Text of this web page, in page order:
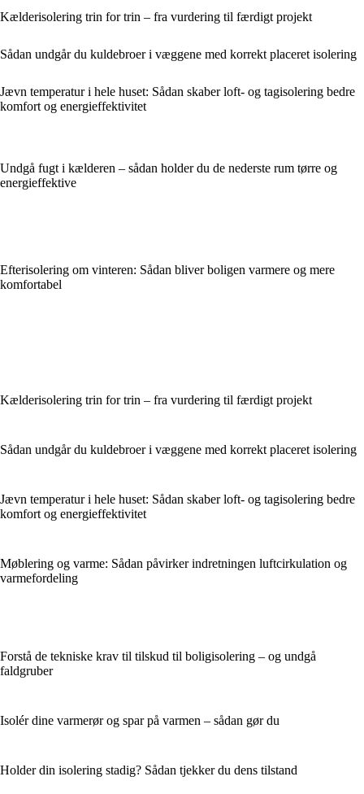
Kælderisolering trin for trin – fra vurdering til færdigt projekt
Sådan undgår du kuldebroer i væggene med korrekt placeret isolering
Jævn temperatur i hele huset: Sådan skaber loft- og tagisolering bedre
komfort og energieffektivitet
Undgå fugt i kælderen – sådan holder du de nederste rum tørre og
energieffektive
Efterisolering om vinteren: Sådan bliver boligen varmere og mere
komfortabel
Kælderisolering trin for trin – fra vurdering til færdigt projekt
Sådan undgår du kuldebroer i væggene med korrekt placeret isolering
Jævn temperatur i hele huset: Sådan skaber loft- og tagisolering bedre
komfort og energieffektivitet
Møblering og varme: Sådan påvirker indretningen luftcirkulation og
varmefordeling
Forstå de tekniske krav til tilskud til boligisolering – og undgå
faldgruber
Isolér dine varmerør og spar på varmen – sådan gør du
Holder din isolering stadig? Sådan tjekker du dens tilstand